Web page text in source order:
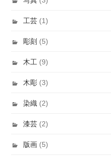
工芸 (1)
彫刻 (5)
木工 (9)
木彫 (3)
染織 (2)
漆芸 (2)
版画 (5)